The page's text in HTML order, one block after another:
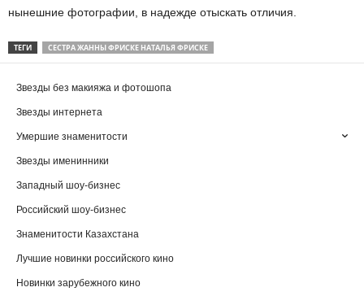
нынешние фотографии, в надежде отыскать отличия.
ТЕГИ СЕСТРА ЖАННЫ ФРИСКЕ НАТАЛЬЯ ФРИСКЕ
Звезды без макияжа и фотошопа
Звезды интернета
Умершие знаменитости
Звезды именинники
Западный шоу-бизнес
Российский шоу-бизнес
Знаменитости Казахстана
Лучшие новинки российского кино
Новинки зарубежного кино